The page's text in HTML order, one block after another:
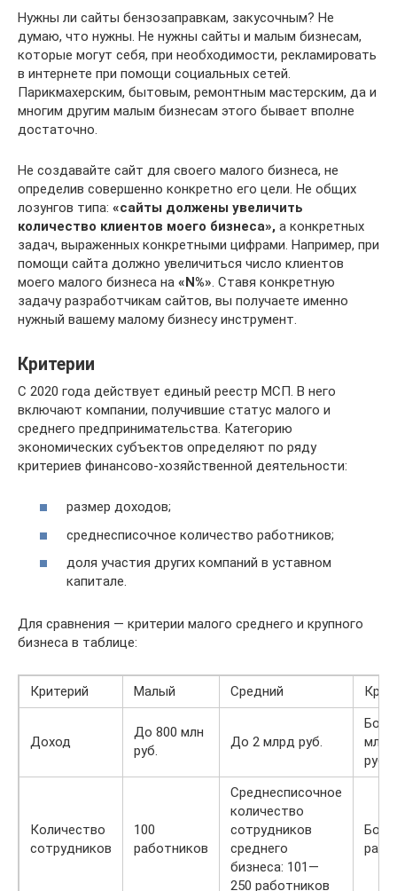
Нужны ли сайты бензозаправкам, закусочным? Не
думаю, что нужны. Не нужны сайты и малым бизнесам,
которые могут себя, при необходимости, рекламировать
в интернете при помощи социальных сетей.
Парикмахерским, бытовым, ремонтным мастерским, да и
многим другим малым бизнесам этого бывает вполне
достаточно.
Не создавайте сайт для своего малого бизнеса, не
определив совершенно конкретно его цели. Не общих
лозунгов типа: «сайты должены увеличить
количество клиентов моего бизнеса», а конкретных
задач, выраженных конкретными цифрами. Например, при
помощи сайта должно увеличиться число клиентов
моего малого бизнеса на «N%» . Ставя конкретную
задачу разработчикам сайтов, вы получаете именно
нужный вашему малому бизнесу инструмент.
Критерии
С 2020 года действует единый реестр МСП. В него
включают компании, получившие статус малого и
среднего предпринимательства. Категорию
экономических субъектов определяют по ряду
критериев финансово-хозяйственной деятельности:
размер доходов;
среднесписочное количество работников;
доля участия других компаний в уставном
капитале.
Для сравнения — критерии малого среднего и крупного
бизнеса в таблице:
Критерий Малый Средний
Доход
До 800 млн
руб.
До 2 млрд руб.
млрд
Количество
сотрудников
100
работников
Среднесписочное
количество
сотрудников
среднего
бизнеса: 101—
250 работников